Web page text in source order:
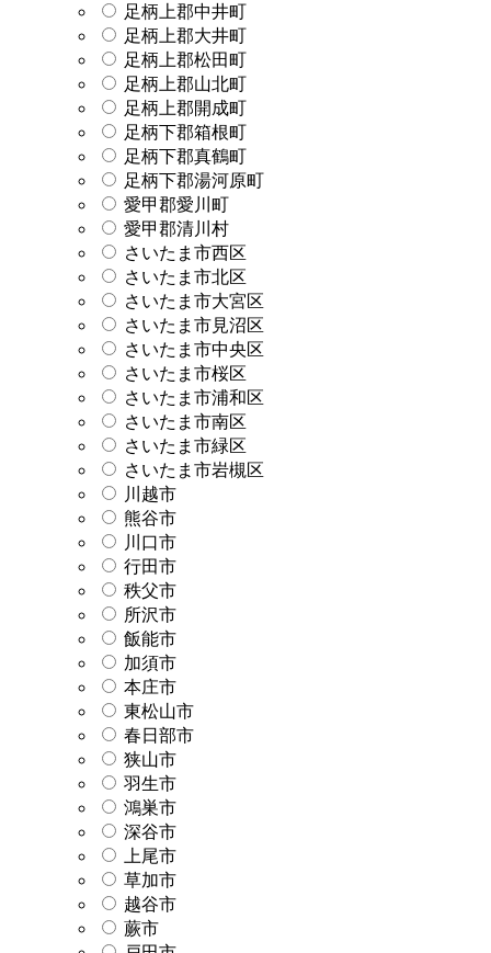
足柄上郡中井町
足柄上郡大井町
足柄上郡松田町
足柄上郡山北町
足柄上郡開成町
足柄下郡箱根町
足柄下郡真鶴町
足柄下郡湯河原町
愛甲郡愛川町
愛甲郡清川村
さいたま市西区
さいたま市北区
さいたま市大宮区
さいたま市見沼区
さいたま市中央区
さいたま市桜区
さいたま市浦和区
さいたま市南区
さいたま市緑区
さいたま市岩槻区
川越市
熊谷市
川口市
行田市
秩父市
所沢市
飯能市
加須市
本庄市
東松山市
春日部市
狭山市
羽生市
鴻巣市
深谷市
上尾市
草加市
越谷市
蕨市